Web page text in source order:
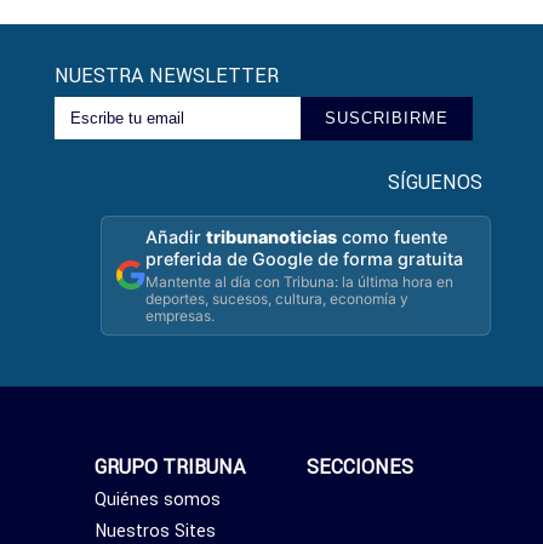
NUESTRA NEWSLETTER
SUSCRIBIRME
SÍGUENOS
Añadirtribunanoticias como fuente
preferida de Google de forma gratuita
Mantente al día con Tribuna: la última hora en
deportes, sucesos, cultura, economía y
empresas.
SECCIONES
GRUPO TRIBUNA
Quiénes somos
Nuestros Sites